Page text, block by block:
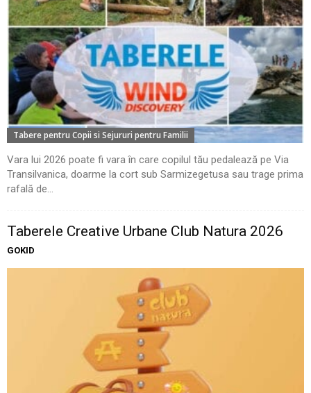
Tabere pentru Copii si Sejururi pentru Familii
Vara lui 2026 poate fi vara în care copilul tău pedalează pe Via
Transilvanica, doarme la cort sub Sarmizegetusa sau trage prima
rafală de...
Taberele Creative Urbane Club Natura 2026
GOKID